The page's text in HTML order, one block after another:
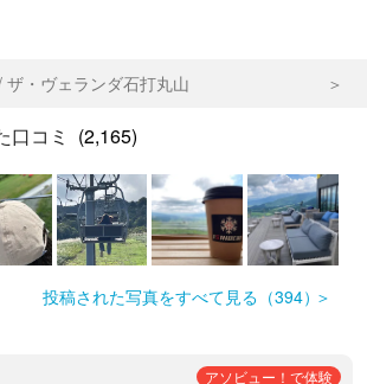
・ヴェランダ石打丸山
口コミ (2,165)
投稿された写真をすべて見る（394）
アソビュー！で体験